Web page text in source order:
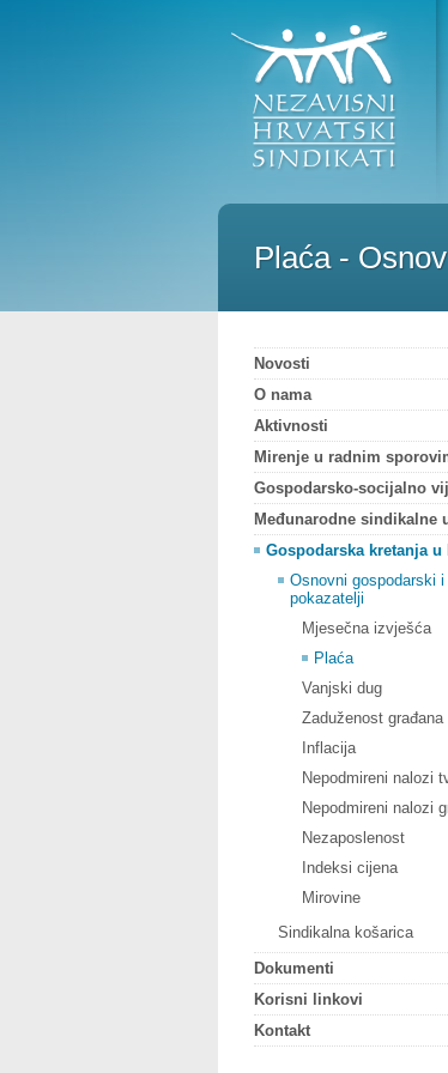
Plaća -
Novosti
O nama
Aktivnosti
Mirenje u radnim
Gospodarsko-socijalno
Međunarodne sindikalne
Gospodarska kretanja u
Osnovni gospodarski
pokazatelji
Mjesečna izvješća
Plaća
Vanjski dug
Zaduženost građana
Inflacija
Nepodmireni nalozi
Nepodmireni nalozi
Nezaposlenost
Indeksi cijena
Mirovine
Sindikalna košarica
Dokumenti
Korisni linkovi
Kontakt